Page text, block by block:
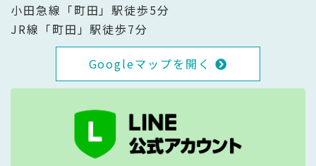
小田急線「町田」駅徒歩5分
JR線「町田」駅徒歩7分
Googleマップを開く